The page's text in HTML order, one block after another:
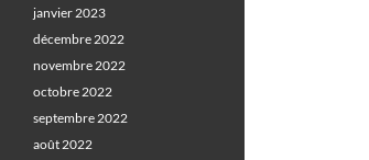
janvier 2023
décembre 2022
novembre 2022
octobre 2022
septembre 2022
août 2022